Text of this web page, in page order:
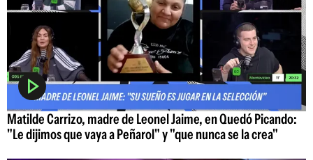
Matilde Carrizo, madre de Leonel Jaime, en Quedó Picando:
"Le dijimos que vaya a Peñarol" y "que nunca se la crea"